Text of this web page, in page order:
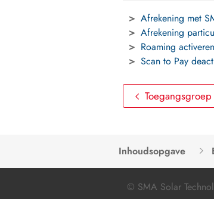
Afrekening met
Afrekening
Roaming activeren
Scan to Pay
Inhoudsopgave
© SMA Solar